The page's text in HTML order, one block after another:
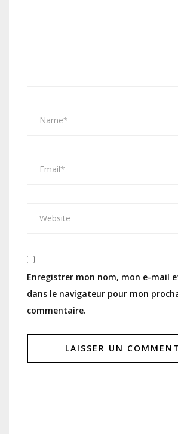
Enregistrer mon nom, mon e-mail
dans le navigateur pour mon
commentaire.